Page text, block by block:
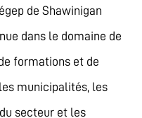
de Shawinigan
dans le domaine de
formations et de
municipalités, les
secteur et les